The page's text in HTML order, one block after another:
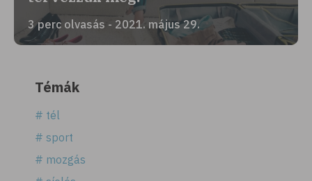
3 perc olvasás - 2021. május 29.
Témák
# tél
# sport
# mozgás